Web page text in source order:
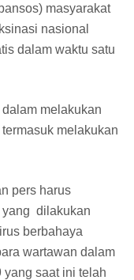
masyarakat
nasional
dalam waktu satu
melakukan
melakukan
pers harus
yang dilakukan
berbahaya
wartawan dalam
saat ini telah